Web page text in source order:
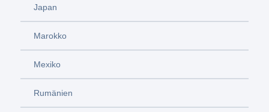
Japan
Marokko
Mexiko
Rumänien